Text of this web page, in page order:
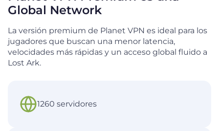
Global Network
La versión premium de Planet VPN es ideal para los
jugadores que buscan una menor latencia,
velocidades más rápidas y un acceso global fluido a
Lost Ark.
1260 servidores